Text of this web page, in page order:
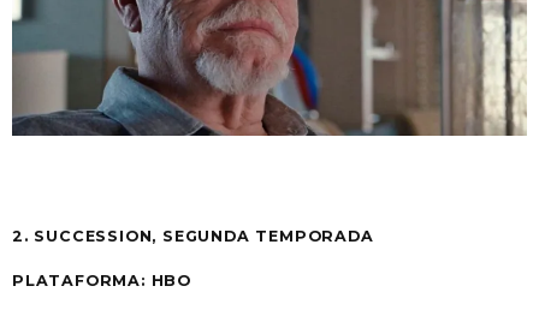
2. SUCCESSION, SEGUNDA TEMPORADA
PLATAFORMA: HBO